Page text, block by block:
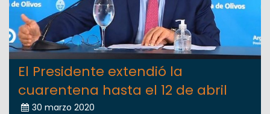
El Presidente extendió la
cuarentena hasta el 12 de abril
30 marzo 2020